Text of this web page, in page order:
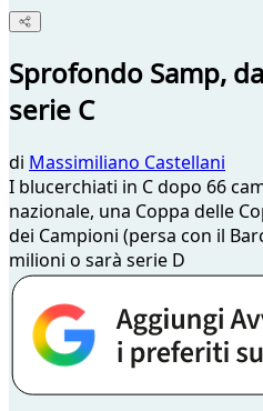
Sprofondo Samp,
serie C
di Massimiliano Castellani
I blucerchiati in C dopo 66
nazionale, una Coppa delle
dei Campioni (persa con il
milioni o sarà serie D